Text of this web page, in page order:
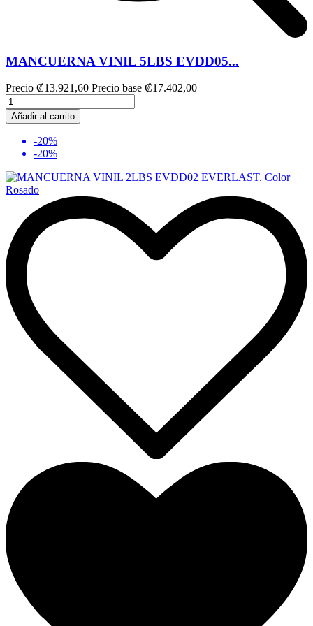
MANCUERNA VINIL 5LBS EVDD05...
Precio ₡13.921,60 Precio base ₡17.402,00
Añadir al carrito
-20%
-20%